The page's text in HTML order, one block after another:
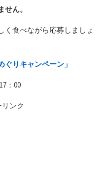
ん。
く食べながら応募しましょ
りキャンペーン」
：00
ンク